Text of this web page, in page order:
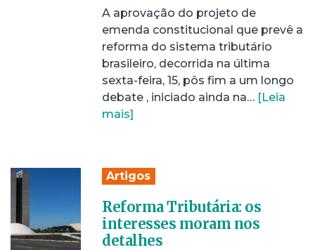
A aprovação do projeto de
emenda constitucional que prevê a
reforma do sistema tributário
brasileiro, decorrida na última
sexta-feira, 15, pôs fim a um longo
debate , iniciado ainda na… [Leia
mais]
Artigos
Reforma Tributária: os
interesses moram nos
detalhes